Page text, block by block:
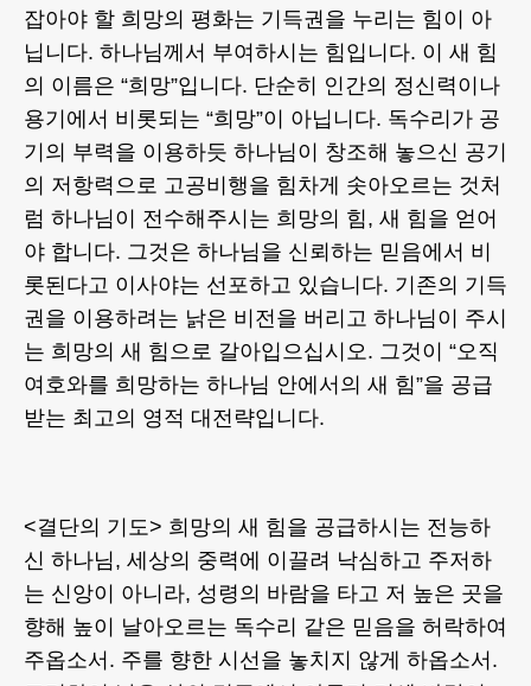
잡아야 할 희망의 평화는 기득권을 누리는 힘이 아
닙니다. 하나님께서 부여하시는 힘입니다. 이 새 힘
의 이름은 “희망”입니다. 단순히 인간의 정신력이나
용기에서 비롯되는 “희망”이 아닙니다. 독수리가 공
기의 부력을 이용하듯 하나님이 창조해 놓으신 공기
의 저항력으로 고공비행을 힘차게 솟아오르는 것처
럼 하나님이 전수해주시는 희망의 힘, 새 힘을 얻어
야 합니다. 그것은 하나님을 신뢰하는 믿음에서 비
롯된다고 이사야는 선포하고 있습니다. 기존의 기득
권을 이용하려는 낡은 비전을 버리고 하나님이 주시
는 희망의 새 힘으로 갈아입으십시오. 그것이 “오직
여호와를 희망하는 하나님 안에서의 새 힘”을 공급
받는 최고의 영적 대전략입니다.
<결단의 기도> 희망의 새 힘을 공급하시는 전능하
신 하나님, 세상의 중력에 이끌려 낙심하고 주저하
는 신앙이 아니라, 성령의 바람을 타고 저 높은 곳을
향해 높이 날아오르는 독수리 같은 믿음을 허락하여
주옵소서. 주를 향한 시선을 놓치지 않게 하옵소서.